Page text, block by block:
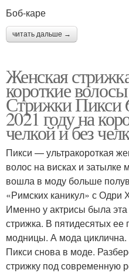
Боб-каре
читать дальше →
Женская
короткие
Стрижки Пикси
2021 году на
челкой и без
Пикси — ультракороткая
волос на висках и
вошла в моду больше
«Римских каникул» с Одри
Именно у актрисы была эта
стрижка. В пятидесятых ее
модницы. А мода
Пикси снова в моде.
стрижку под современную